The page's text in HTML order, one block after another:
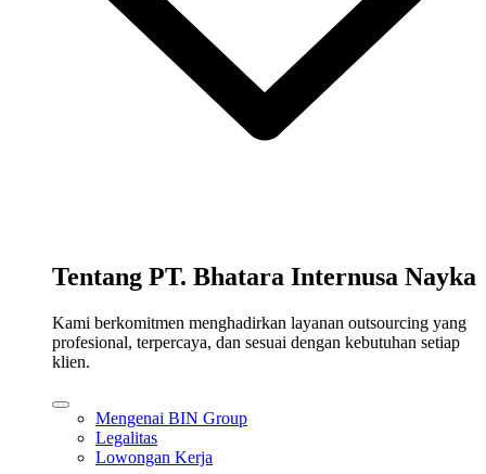
Tentang PT. Bhatara Internusa Nayka
Kami berkomitmen menghadirkan layanan outsourcing yang
profesional, terpercaya, dan sesuai dengan kebutuhan setiap
klien.
Mengenai BIN Group
Legalitas
Lowongan Kerja